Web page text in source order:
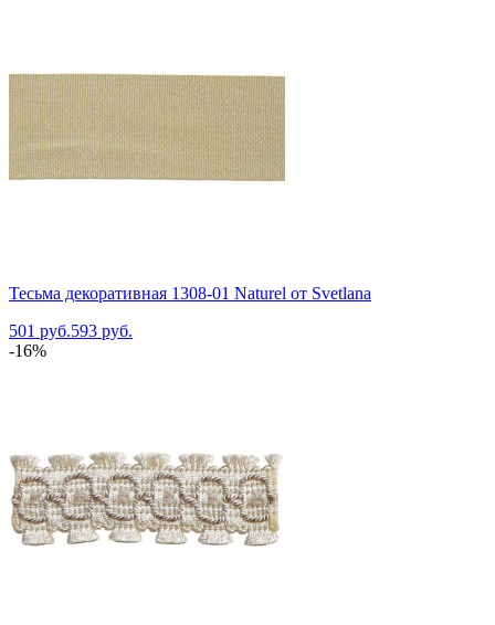
Тесьма декоративная 1308-01 Naturel от Svetlana
501 руб.593 руб.
-16%